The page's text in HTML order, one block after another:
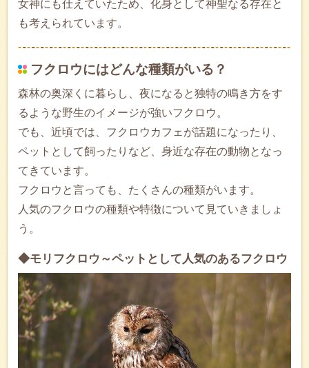
女神にも仕えていたため、化身として神聖なる存在と
も考えられています。
フクロウにはどんな種類がいる？
森林の奥深くに暮らし、夜になると独特の鳴き方をす
るような野生のイメージが強いフクロウ。
でも、近頃では、フクロウカフェが話題になったり、
ペットとして飼ったりなど、身近な存在の動物となっ
てきています。
フクロウと言っても、たくさんの種類がいます。
人気のフクロウの種類や特徴について見ていきましょ
う。
◆モリフクロウ～ペットとして人気のあるフクロウ